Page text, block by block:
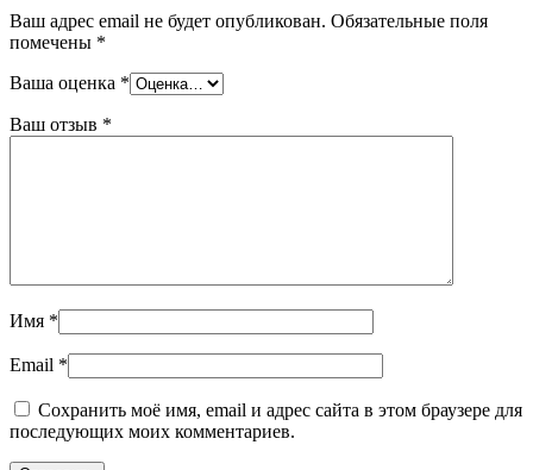
Ваш адрес email не будет опубликован. Обязательные поля
помечены *
Ваша оценка *
Ваш отзыв *
Имя *
Email *
Сохранить моё имя, email и адрес сайта в этом браузере для
последующих моих комментариев.